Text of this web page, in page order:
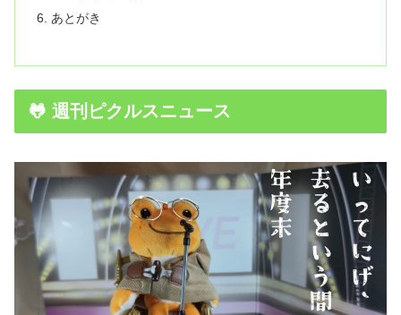
あとがき
🐸 週刊ピクルスニュース